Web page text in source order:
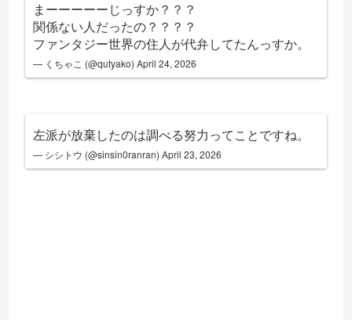
まーーーーーじっすか？？？
関係ない人だったの？？？？
ファンタジー世界の住人が代弁してたんっすか。
— くちゃこ (@qutyako)April 24, 2026
左派が放棄したのは調べる努力ってことですね。
— シシトウ (@sinsin0ranran)April 23, 2026